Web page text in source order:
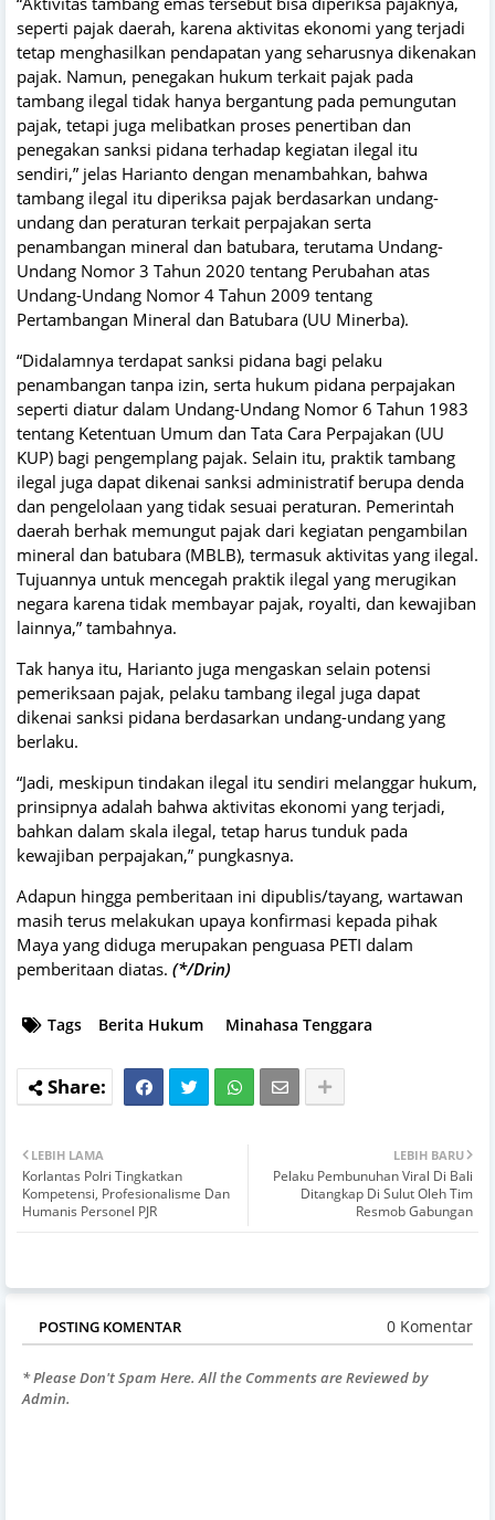
seperti pajak daerah, karena aktivitas ekonomi yang terjadi
tetap menghasilkan pendapatan yang seharusnya dikenakan
pajak. Namun, penegakan hukum terkait pajak pada
tambang ilegal tidak hanya bergantung pada pemungutan
pajak, tetapi juga melibatkan proses penertiban dan
penegakan sanksi pidana terhadap kegiatan ilegal itu
sendiri,” jelas Harianto dengan menambahkan, bahwa
tambang ilegal itu diperiksa pajak berdasarkan undang-
undang dan peraturan terkait perpajakan serta
penambangan mineral dan batubara, terutama Undang-
Undang Nomor 3 Tahun 2020 tentang Perubahan atas
Undang-Undang Nomor 4 Tahun 2009 tentang
Pertambangan Mineral dan Batubara (UU Minerba).
“Didalamnya terdapat sanksi pidana bagi pelaku
penambangan tanpa izin, serta hukum pidana perpajakan
seperti diatur dalam Undang-Undang Nomor 6 Tahun 1983
tentang Ketentuan Umum dan Tata Cara Perpajakan (UU
KUP) bagi pengemplang pajak. Selain itu, praktik tambang
ilegal juga dapat dikenai sanksi administratif berupa denda
dan pengelolaan yang tidak sesuai peraturan. Pemerintah
daerah berhak memungut pajak dari kegiatan pengambilan
mineral dan batubara (MBLB), termasuk aktivitas yang ilegal.
Tujuannya untuk mencegah praktik ilegal yang merugikan
negara karena tidak membayar pajak, royalti, dan kewajiban
lainnya,” tambahnya.
Tak hanya itu, Harianto juga mengaskan selain potensi
pemeriksaan pajak, pelaku tambang ilegal juga dapat
dikenai sanksi pidana berdasarkan undang-undang yang
berlaku.
“Jadi, meskipun tindakan ilegal itu sendiri melanggar hukum,
prinsipnya adalah bahwa aktivitas ekonomi yang terjadi,
bahkan dalam skala ilegal, tetap harus tunduk pada
kewajiban perpajakan,” pungkasnya.
Adapun hingga pemberitaan ini dipublis/tayang, wartawan
masih terus melakukan upaya konfirmasi kepada pihak
Maya yang diduga merupakan penguasa PETI dalam
pemberitaan diatas. (*/Drin)
Tags Berita Hukum Minahasa Tenggara
LEBIH BARU
Pelaku Pembunuhan Viral Di Bali
Ditangkap Di Sulut Oleh Tim
Resmob Gabungan
LEBIH LAMA
Korlantas Polri Tingkatkan
Kompetensi, Profesionalisme Dan
Humanis Personel PJR
POSTING KOMENTAR 0 Komentar
* Please Don't Spam Here. All the Comments are Reviewed by
Admin.